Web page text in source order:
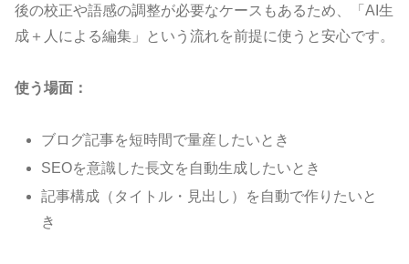
後の校正や語感の調整が必要なケースもあるため、「AI生
成＋人による編集」という流れを前提に使うと安心です。
使う場面：
ブログ記事を短時間で量産したいとき
SEOを意識した長文を自動生成したいとき
記事構成（タイトル・見出し）を自動で作りたいと
き